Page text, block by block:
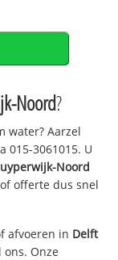
Noord?
water? Aarzel
015-3061015. U
Noord
offerte dus snel
afvoeren in Delft
Onze